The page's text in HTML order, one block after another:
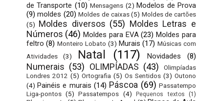
de Transporte (10) Mensagens (2) Modelos de Prova
(9) moldes (20) Moldes de caixas (5) Moldes de cartões
(5) Moldes diversos (55) Moldes Letras e
Números (46) Moldes para EVA (23) Moldes para
feltro (8) Monteiro Lobato (3) Murais (17) Músicas com
Atividades
(3) Natal (117) Novidades (8)
Numerais (53) OLIMPÍADAS (43)
Olimpíadas
Londres 2012 (5) Ortografia (5) Os Sentidos (3) Outono
(4) Painéis e murais (14) Páscoa (69) Passatempo
Liga-pontos (5) Passatempos (4) Pequenos textos (1)